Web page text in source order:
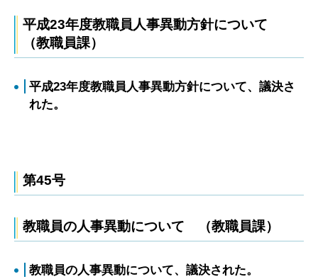
平成23年度教職員人事異動方針について
（教職員課）
平成23年度教職員人事異動方針について、議決さ
れた。
第45号
教職員の人事異動について （教職員課）
教職員の人事異動について、議決された。